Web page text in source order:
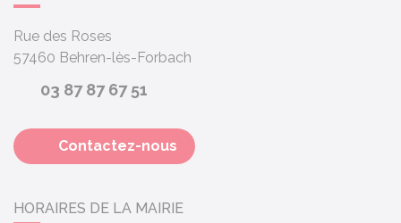
Rue des Roses
57460 Behren-lès-Forbach
03 87 87 67 51
Contactez-nous
HORAIRES DE LA MAIRIE